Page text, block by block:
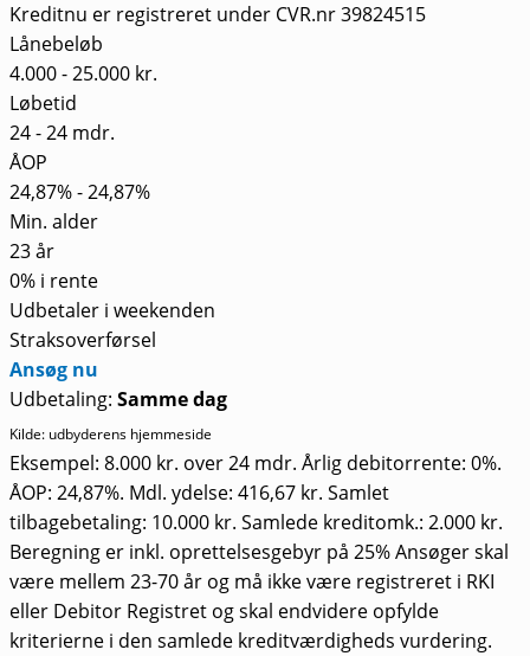
Kreditnu er registreret under CVR.nr 39824515
Lånebeløb
4.000 - 25.000 kr.
Løbetid
24 - 24 mdr.
ÅOP
24,87% - 24,87%
Min. alder
23 år
0% i rente
Udbetaler i weekenden
Straksoverførsel
Ansøg nu
Udbetaling: Samme dag
Kilde: udbyderens hjemmeside
Eksempel: 8.000 kr. over 24 mdr. Årlig debitorrente: 0%.
ÅOP: 24,87%. Mdl. ydelse: 416,67 kr. Samlet
tilbagebetaling: 10.000 kr. Samlede kreditomk.: 2.000 kr.
Beregning er inkl. oprettelsesgebyr på 25% Ansøger skal
være mellem 23-70 år og må ikke være registreret i RKI
eller Debitor Registret og skal endvidere opfylde
kriterierne i den samlede kreditværdigheds vurdering.